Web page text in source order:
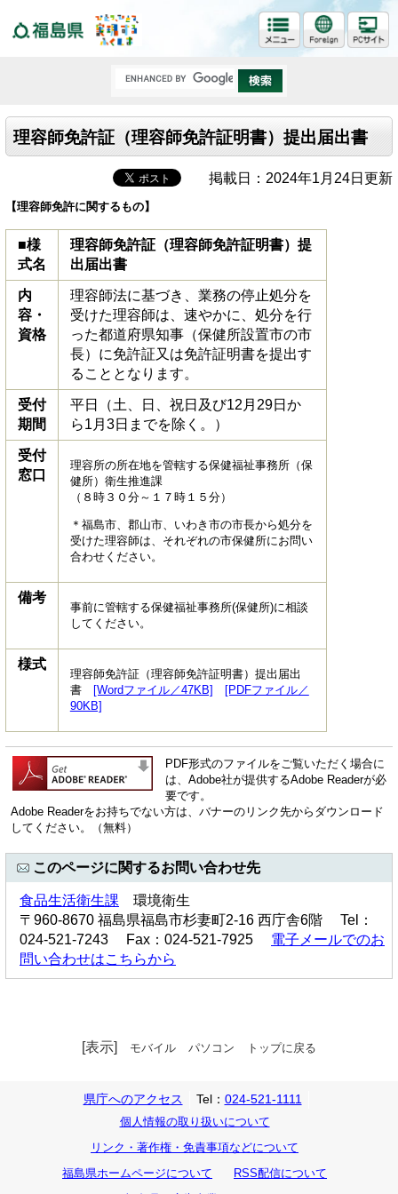
理容師免許証（理容師免許証明書）提出届出書
掲載日：2024年1月24日更新
【理容師免許に関するもの】
■様
式名
理容師免許証（理容師免許証明書）提
出届出書
内
容・
資格
理容師法に基づき、業務の停止処分を
受けた理容師は、速やかに、処分を行
った都道府県知事（保健所設置市の市
長）に免許証又は免許証明書を提出す
ることとなります。
受付
期間
平日（土、日、祝日及び12月29日か
ら1月3日までを除く。）
受付
窓口
理容所の所在地を管轄する保健福祉事務所（保
健所）衛生推進課
（８時３０分～１７時１５分）
＊福島市、郡山市、いわき市の市長から処分を
受けた理容師は、それぞれの市保健所にお問い
合わせください。
備考
事前に管轄する保健福祉事務所(保健所)に相談
してください。
様式
理容師免許証（理容師免許証明書）提出届出
書
[Wordファイル／47KB]
[PDFファイル／
90KB]
PDF形式のファイルをご覧いただく場合に
は、Adobe社が提供するAdobe Readerが必
要です。
Adobe Readerをお持ちでない方は、バナーのリンク先からダウンロード
してください。（無料）
このページに関するお問い合わせ先
食品生活衛生課 環境衛生
〒960-8670 福島県福島市杉妻町2-16 西庁舎6階 Tel：
024-521-7243 Fax：024-521-7925 電子メールでのお
問い合わせはこちらから
[表示] モバイル パソコン トップに戻る
県庁へのアクセス Tel： 024-521-1111
個人情報の取り扱いについて
リンク・著作権・免責事項などについて
福島県ホームページについて
RSS配信について